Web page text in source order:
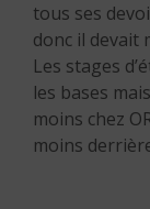
tous ses
donc il devait
Les stages
les bases
moins chez
moins